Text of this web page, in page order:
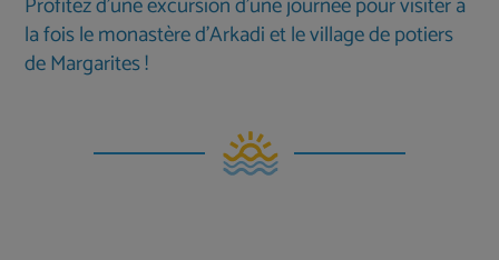
la fois le monastère d'Arkadi et le village de potiers
de Margarites !